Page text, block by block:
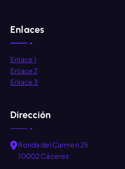
Enlaces
Enlace 1
Enlace 2
Enlace 3
Dirección
Ronda del Carmen 25
10002 Cáceres